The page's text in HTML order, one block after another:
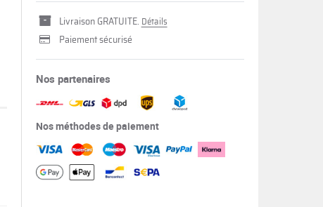
Livraison GRATUITE. Détails
Paiement sécurisé
Nos partenaires
Nos méthodes de paiement